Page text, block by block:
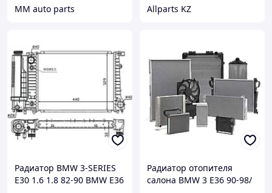
MM auto parts Allparts KZ
Радиатор BMW 3-SERIES
E30 1.6 1.8 82-90 BMW E36
Радиатор отопителя
салона BMW 3 E36 90-98/